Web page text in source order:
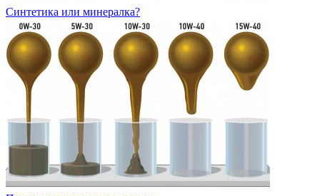
Синтетика или минералка?